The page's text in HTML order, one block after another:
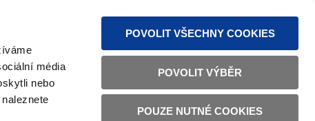
média
nebo
POVOLIT VŠECHNY COOKIES
POVOLIT VÝBĚR
POUZE NUTNÉ COOKIES
TEXT VERSION ČESKY ENGLISH